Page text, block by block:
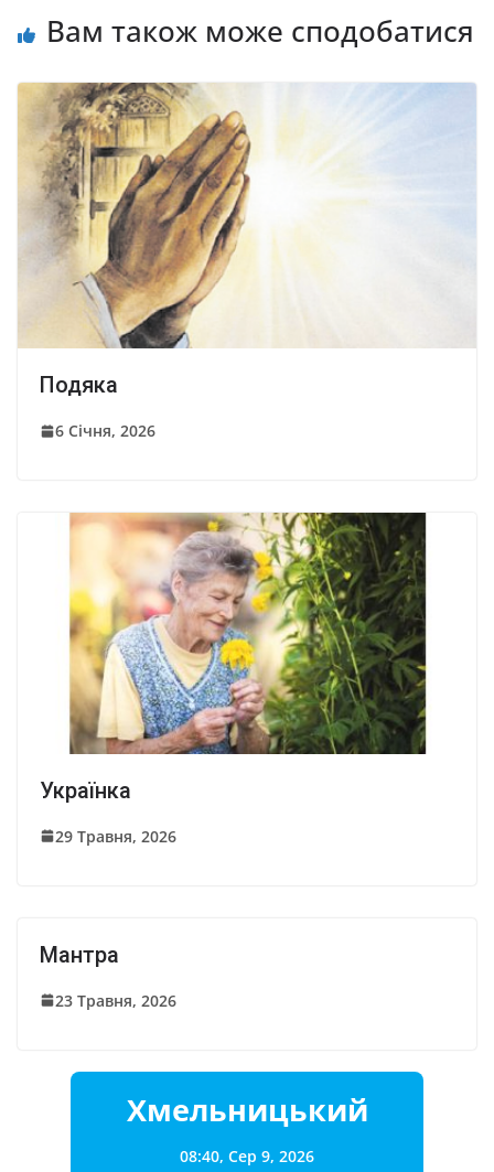
Вам також може сподобатися
Подяка
6 Січня, 2026
Українка
29 Травня, 2026
Мантра
23 Травня, 2026
Хмельницький
08:40, Сер 9, 2026